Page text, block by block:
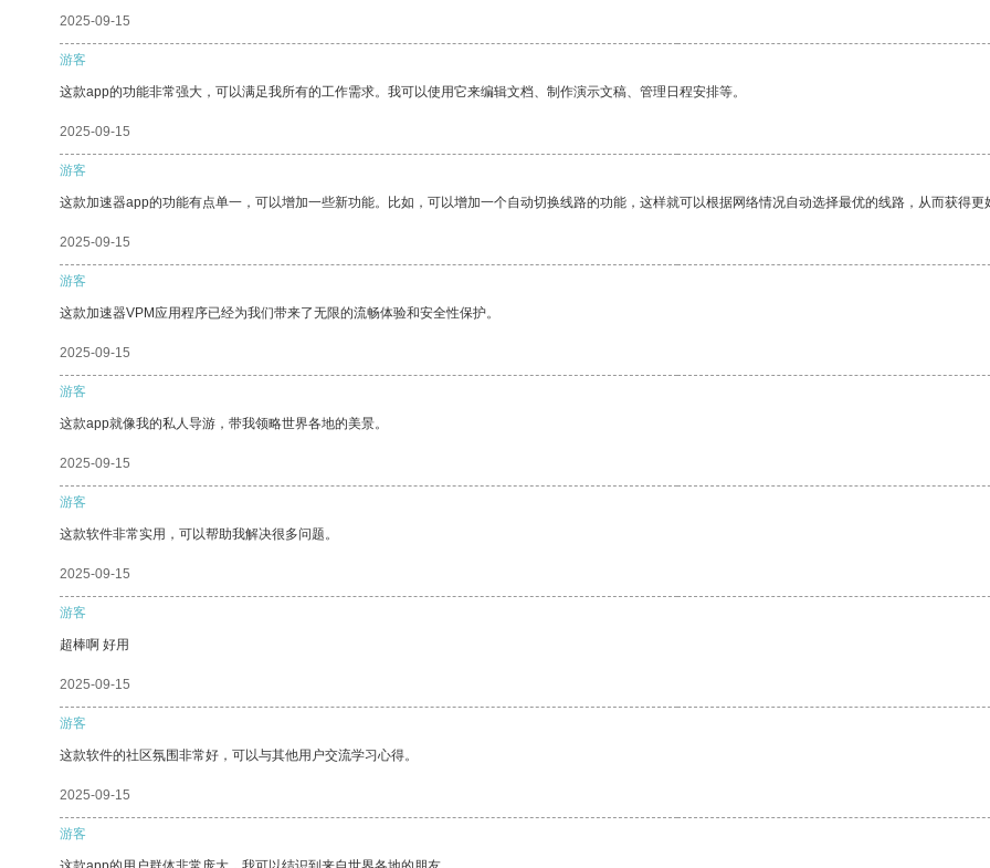
2025-09-15
游客
这款app的功能非常强大，可以满足我所有的工作需求。我可以使用它来编辑文档、制作演示文稿、管理日程安排等。
2025-09-15
游客
这款加速器app的功能有点单一，可以增加一些新功能。比如，可以增加一个自动切换线路的功能，这样就可以根据网络情况自动选择最优的线路，从而获得更
2025-09-15
游客
这款加速器VPM应用程序已经为我们带来了无限的流畅体验和安全性保护。
2025-09-15
游客
这款app就像我的私人导游，带我领略世界各地的美景。
2025-09-15
游客
这款软件非常实用，可以帮助我解决很多问题。
2025-09-15
游客
超棒啊 好用
2025-09-15
游客
这款软件的社区氛围非常好，可以与其他用户交流学习心得。
2025-09-15
游客